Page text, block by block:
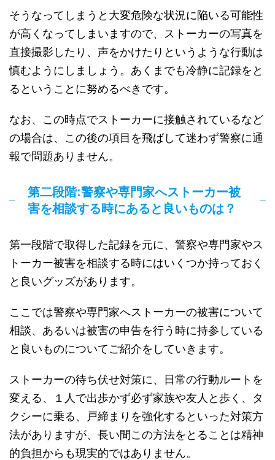
そうなってしまうと大変危険な状況に陥いる可能性
が高くなってしまいますので、ストーカーの写真を
直接撮影したり、声をかけたりというような行動は
慎むようにしましょう。あくまでも冷静に記録をと
るということに努めるべきです。
なお、この時点でストーカーに接触されているなど
の場合は、この後の項目を飛ばして迷わず警察に通
報で問題ありません。
第二段階:警察や専門家へストーカー被
害を相談する時にあると良いものは？
第一段階で取得した記録を元に、警察や専門家やス
トーカー被害を相談する時にはいくつか持っておく
と良いグッズがあります。
ここでは警察や専門家へストーカーの被害について
相談、あるいは被害の申告を行う時に持参している
と良いものについてご紹介をしていきます。
ストーカーの待ち伏せ対策に、日常の行動ルートを
変える、１人で出歩かず必ず家族や友人と歩く、タ
クシーに乗る、戸締まりを強化するといった対策方
法がありますが、長い間この方法をとることは精神
的負担からも現実的ではありません。